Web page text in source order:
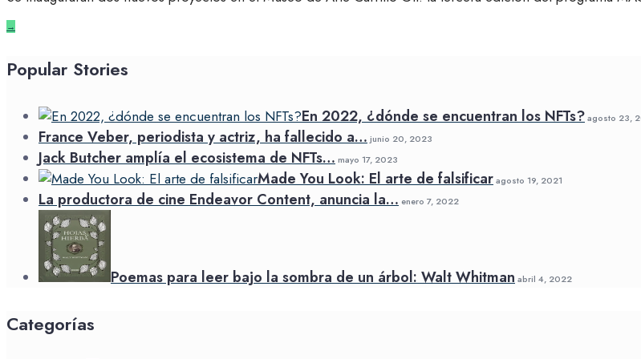
→
Popular Stories
En 2022, ¿dónde se encuentran los NFTs?agosto 23,
France Veber, periodista y actriz, ha fallecido a… junio 20, 2023
Jack Butcher amplía el ecosistema de NFTs… mayo 17, 2023
Made You Look: El arte de falsificaragosto 19, 2021
La productora de cine Endeavor Content, anuncia la… enero 7, 2022
Poemas para leer bajo la sombra de un árbol: Walt Whitman abril 4, 2022
Categorías